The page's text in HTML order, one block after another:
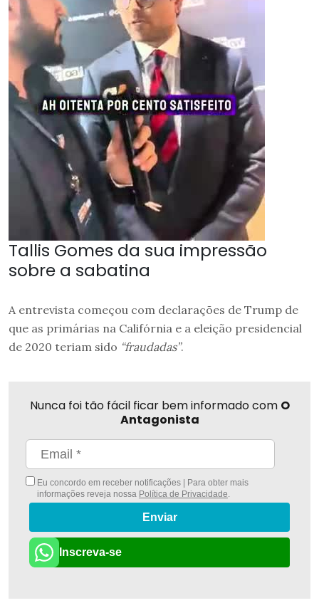
Tallis Gomes da sua impressão
sobre a sabatina
A entrevista começou com declarações de Trump de
que as primárias na Califórnia e a eleição presidencial
de 2020 teriam sido “fraudadas”.
Nunca foi tão fácil ficar bem informado com O
Antagonista
Eu concordo em receber notificações | Para obter mais
informações reveja nossa Política de Privacidade.
Enviar
Inscreva-se